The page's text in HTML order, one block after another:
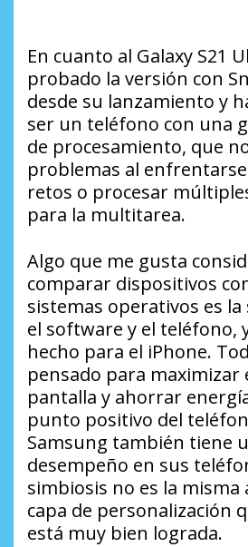
En cuanto al Galaxy S21
probado la versión con
desde su lanzamiento y
ser un teléfono con una
de procesamiento, que
problemas al
retos o procesar
para la multitarea.
Algo que me gusta
comparar dispositivos
sistemas operativos es
el software y el teléfono,
hecho para el iPhone.
pensado para maximizar
pantalla y ahorrar
punto positivo del
Samsung también tiene
desempeño en sus
simbiosis no es la misma
capa de personalización
está muy bien lograda.